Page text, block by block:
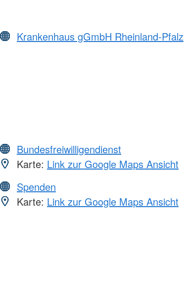
Krankenhaus gGmbH Rheinland-Pfalz
Bundesfreiwilligendienst
Karte: Link zur Google Maps Ansicht
Spenden
Karte: Link zur Google Maps Ansicht